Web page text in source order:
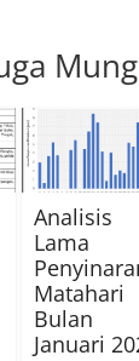
Analisis
Lama
Matahari
Bulan
Januari